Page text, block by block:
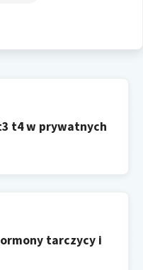
t4 w prywatnych
tarczycy i